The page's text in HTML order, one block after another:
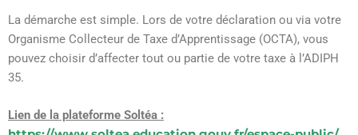
La démarche est simple. Lors de votre déclaration ou via votre
Organisme Collecteur de Taxe d’Apprentissage (OCTA), vous
pouvez choisir d’affecter tout ou partie de votre taxe à l’ADIPH
35.
Lien de la plateforme Soltéa :